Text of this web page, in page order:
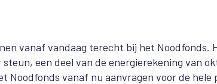
vanaf vandaag terecht bij het Noodfonds.
een deel van de energierekening van
Noodfonds vanaf nu aanvragen voor de hele